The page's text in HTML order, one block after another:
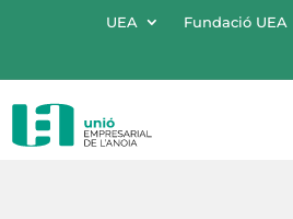
UEA Fundació UEA